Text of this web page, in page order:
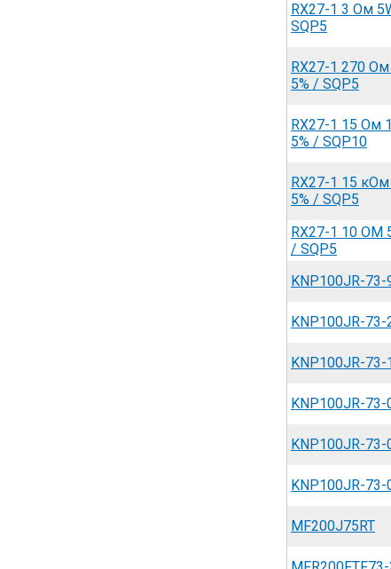
RX27-1 3 Ом
SQP5
RX27-1 270 Ом
5% / SQP5
RX27-1 15 Ом
5% / SQP10
RX27-1 15 кОм
5% / SQP5
RX27-1 10 ОМ
/ SQP5
KNP100JR-73-
KNP100JR-73-
KNP100JR-73-
KNP100JR-73-
KNP100JR-73-
KNP100JR-73-
MF200J75RT